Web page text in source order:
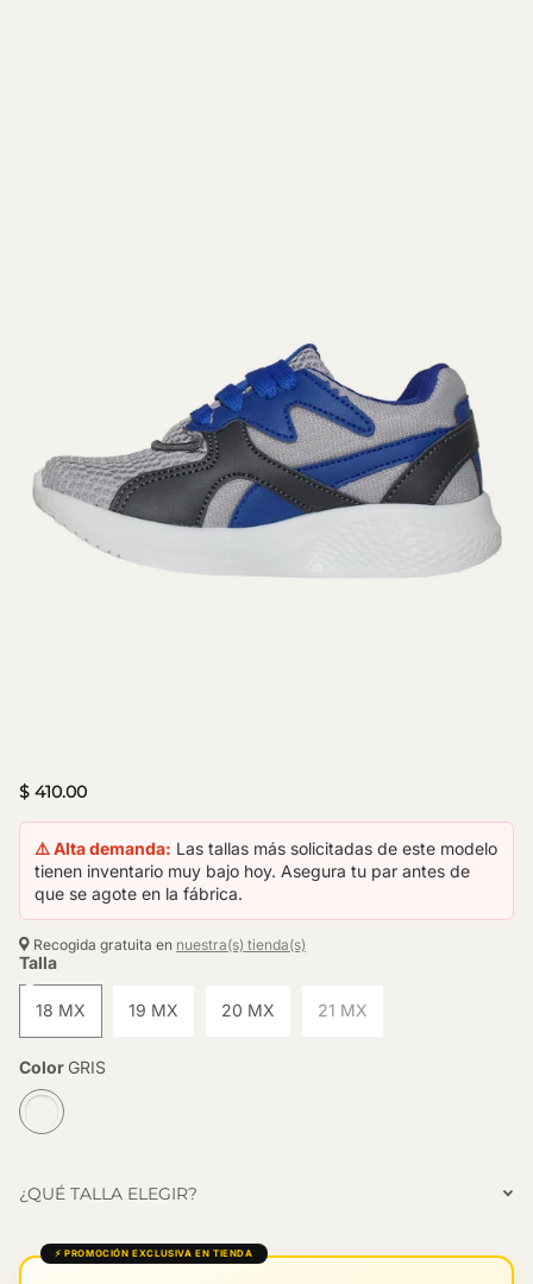
$ 410.00
⚠️ Alta demanda: Las tallas más solicitadas de este modelo
tienen inventario muy bajo hoy. Asegura tu par antes de
que se agote en la fábrica.
Recogida gratuita en nuestra(s) tienda(s)
Talla
18 MX 19 MX 20 MX 21 MX
Color GRIS
¿QUÉ TALLA ELEGIR?
⚡ PROMOCIÓN EXCLUSIVA EN TIENDA